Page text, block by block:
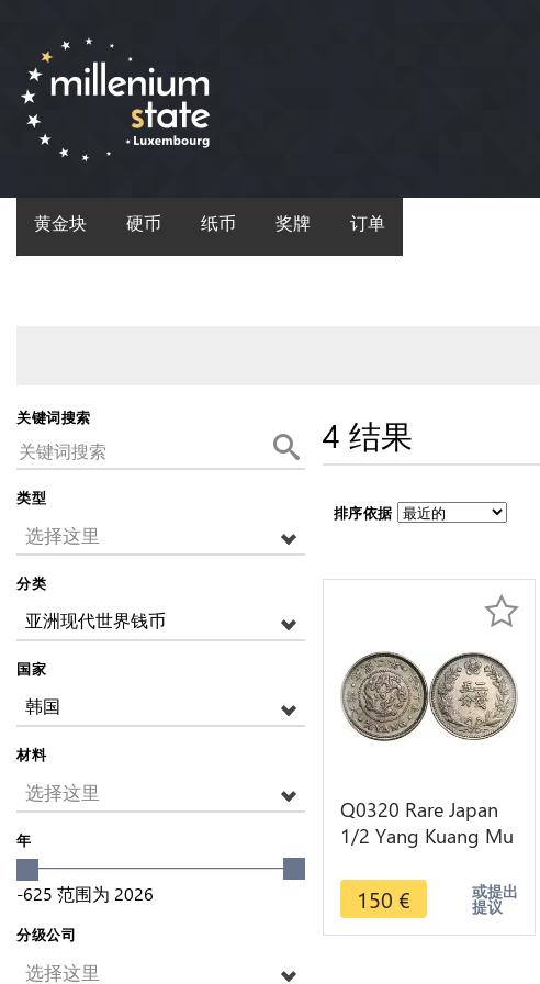
黄金块 硬币 纸币 奖牌 订单
关键词搜索
类型
选择这里
分类
亚洲现代世界钱币
国家
韩国
材料
选择这里
年
-625 范围为 2026
分级公司
选择这里
4 结果
排序依据
Q0320 Rare Japan
1/2 Yang Kuang Mu
Make offer
150 € 或提出
提议